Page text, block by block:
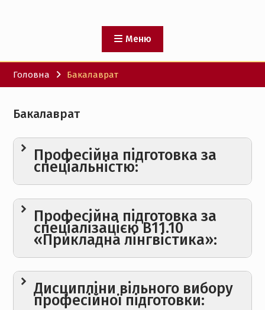
Меню
Головна Бакалаврат
Бакалаврат
Професійна підготовка за
спеціальністю:
практика
Історія світової літератури
1 семестр
2 семестр
Практичний курс англійської мови
Професійна підготовка за
спеціалізацією В11.10
«Прикладна лінгвістика»:
Бази даних та знань
Сучасні технології обробки
Дисципліни вільного вибору
професійної підготовки: